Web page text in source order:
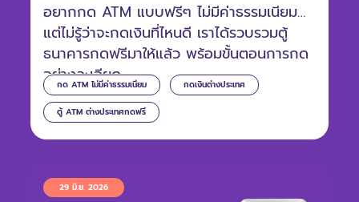
กด ATM ไม่มีค่าธรรมเนียม กดเงินต่างประเทศ
ตู้ ATM ต่างประเทศกดฟรี
อยากกด ATM แบบฟรีๆ ไม่มีค่าธรรมเนียม
แต่ไม่รู้ว่าจะกดเงินที่ไหนดี เราได้รวบรวมตู้
ธนาคารกดฟรีมาให้แล้ว พร้อมขั้นตอนการกด
อย่างละเอียด
29 มิ.ย. 2026